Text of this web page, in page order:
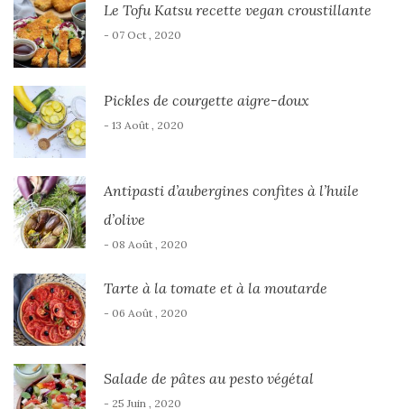
Le Tofu Katsu recette vegan croustillante
- 07 Oct , 2020
Pickles de courgette aigre-doux
- 13 Août , 2020
Antipasti d’aubergines confites à l’huile
d’olive
- 08 Août , 2020
Tarte à la tomate et à la moutarde
- 06 Août , 2020
Salade de pâtes au pesto végétal
- 25 Juin , 2020